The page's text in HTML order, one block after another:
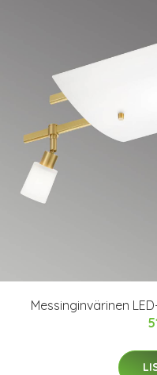
Messinginvärinen